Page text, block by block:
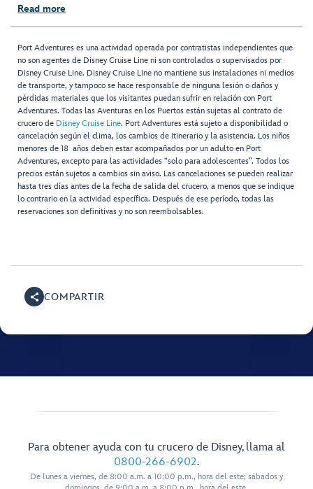
Read more
Port Adventures es una actividad operada por contratistas independientes que
no son agentes de Disney Cruise Line ni son controlados o supervisados por
Disney Cruise Line. Disney Cruise Line no mantiene sus instalaciones ni medios
de transporte, y tampoco se hace responsable de ninguna lesión o daños y
pérdidas materiales que los visitantes puedan sufrir en relación con Port
Adventures. Todas las Aventuras en los Puertos están sujetas al contrato de
crucero de Disney Cruise Line. Port Adventures está sujeto a disponibilidad o
cancelación según el clima, los cambios de itinerario y la asistencia. Los niños
menores de 18 años deben estar acompañados por un adulto en Port
Adventures, excepto para las actividades “solo para adolescentes”. Todos los
precios están sujetos a cambios sin aviso. Las cancelaciones se pueden realizar
hasta tres días antes de la fecha de salida del crucero, a menos que se indique
lo contrario en la actividad específica. Después de ese período, todas las
reservaciones son definitivas y no son reembolsables.
COMPARTIR
Para obtener ayuda con tu crucero de Disney, llama al
0800-266-6902.
De lunes a viernes, de 8:00 a.m. a 10:00 p.m., hora del este; sábados y